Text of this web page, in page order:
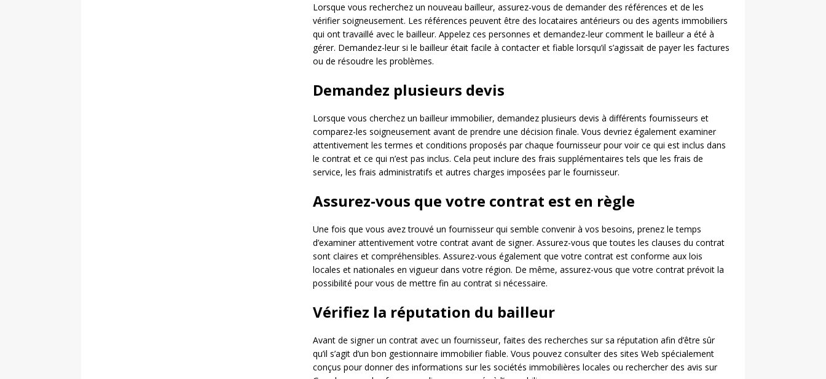
Lorsque vous recherchez un nouveau bailleur, assurez-vous de demander des références et de les
vérifier soigneusement. Les références peuvent être des locataires antérieurs ou des agents immobiliers
qui ont travaillé avec le bailleur. Appelez ces personnes et demandez-leur comment le bailleur a été à
gérer. Demandez-leur si le bailleur était facile à contacter et fiable lorsqu’il s’agissait de payer les factures
ou de résoudre les problèmes.
Demandez plusieurs devis
Lorsque vous cherchez un bailleur immobilier, demandez plusieurs devis à différents fournisseurs et
comparez-les soigneusement avant de prendre une décision finale. Vous devriez également examiner
attentivement les termes et conditions proposés par chaque fournisseur pour voir ce qui est inclus dans
le contrat et ce qui n’est pas inclus. Cela peut inclure des frais supplémentaires tels que les frais de
service, les frais administratifs et autres charges imposées par le fournisseur.
Assurez-vous que votre contrat est en règle
Une fois que vous avez trouvé un fournisseur qui semble convenir à vos besoins, prenez le temps
d’examiner attentivement votre contrat avant de signer. Assurez-vous que toutes les clauses du contrat
sont claires et compréhensibles. Assurez-vous également que votre contrat est conforme aux lois
locales et nationales en vigueur dans votre région. De même, assurez-vous que votre contrat prévoit la
possibilité pour vous de mettre fin au contrat si nécessaire.
Vérifiez la réputation du bailleur
Avant de signer un contrat avec un fournisseur, faites des recherches sur sa réputation afin d’être sûr
qu’il s’agit d’un bon gestionnaire immobilier fiable. Vous pouvez consulter des sites Web spécialement
conçus pour donner des informations sur les sociétés immobilières locales ou rechercher des avis sur